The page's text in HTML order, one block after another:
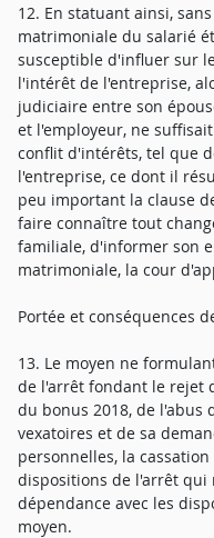
12. En statuant ainsi,
matrimoniale du salarié
susceptible d'influer sur
l'intérêt de l'entreprise,
judiciaire entre son
et l'employeur, ne
conflit d'intérêts, tel que
l'entreprise, ce dont il
peu important la clause
faire connaître tout
familiale, d'informer son
matrimoniale, la cour
Portée et conséquences
13. Le moyen ne
de l'arrêt fondant le rejet
du bonus 2018, de l'abus
vexatoires et de sa
personnelles, la
dispositions de l'arrêt qui
dépendance avec les
moyen.